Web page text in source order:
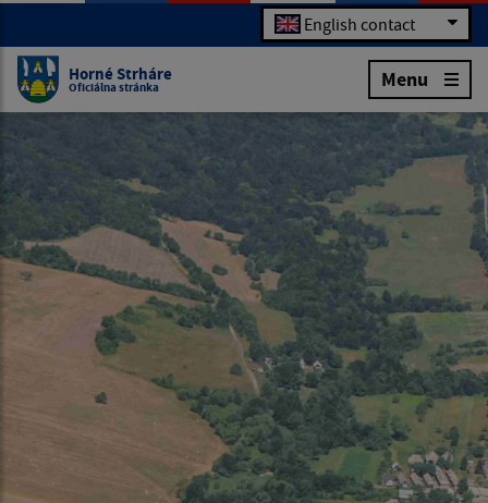
English contact
Horné Strháre
Oficiálna stránka Menu